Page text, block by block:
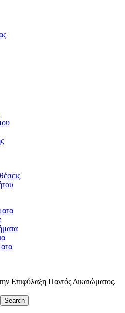
Επιφύλαξη Παντός Δικαιώματος.
Search